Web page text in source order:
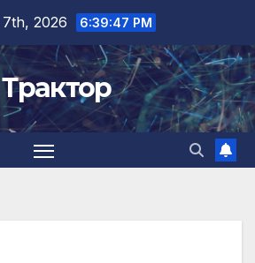
2026 6:39:48 PM
Трактор